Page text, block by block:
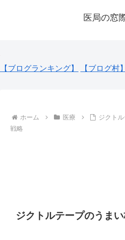
医局の窓
【ブログランキング】 【ブログ村】
ホーム 医療
ジクト
戦略
ジクトルテープのうま